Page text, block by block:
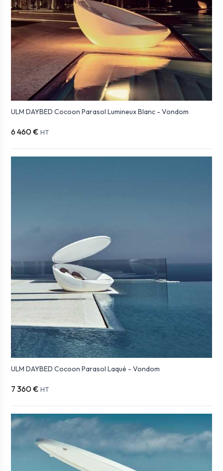
ULM DAYBED Cocoon Parasol Lumineux Blanc - Vondom
6 460 € HT
ULM DAYBED Cocoon Parasol Laqué - Vondom
7 360 € HT